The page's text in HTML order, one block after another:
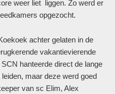
weer liet liggen. Zo werd er
opgezocht.
achter gelaten in de
vakantievierende
hanteerde direct de lange
maar deze werd goed
van sc Elim, Alex